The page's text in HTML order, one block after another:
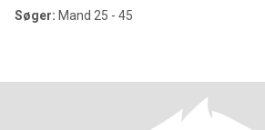
Søger: Mand 25 - 45